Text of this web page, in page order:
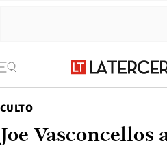
CULTO
Joe Vasconcellos